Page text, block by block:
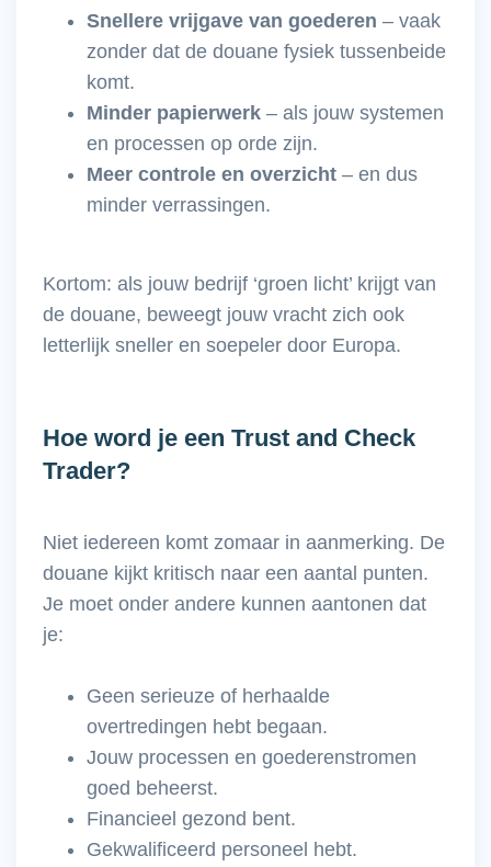
Snellere vrijgave van goederen – vaak
zonder dat de douane fysiek tussenbeide
komt.
Minder papierwerk – als jouw systemen
en processen op orde zijn.
Meer controle en overzicht – en dus
minder verrassingen.
Kortom: als jouw bedrijf ‘groen licht’ krijgt van
de douane, beweegt jouw vracht zich ook
letterlijk sneller en soepeler door Europa.
Hoe word je een Trust and Check
Trader?
Niet iedereen komt zomaar in aanmerking. De
douane kijkt kritisch naar een aantal punten.
Je moet onder andere kunnen aantonen dat
je:
Geen serieuze of herhaalde
overtredingen hebt begaan.
Jouw processen en goederenstromen
goed beheerst.
Financieel gezond bent.
Gekwalificeerd personeel hebt.